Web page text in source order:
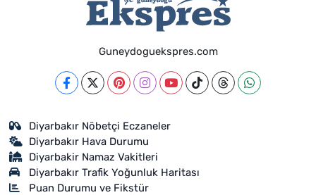
Guneydoguekspres.com
Diyarbakır Nöbetçi Eczaneler
Diyarbakır Hava Durumu
Diyarbakir Namaz Vakitleri
Diyarbakır Trafik Yoğunluk Haritası
Puan Durumu ve Fikstür